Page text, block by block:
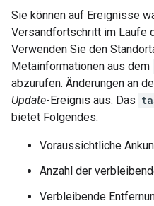
Sie können auf Ereignisse
Versandfortschritt im Laufe
Verwenden Sie den
Metainformationen aus dem
abzurufen. Änderungen an
Update-Ereignis aus. Das
bietet Folgendes:
Voraussichtliche
Anzahl der
Verbleibende